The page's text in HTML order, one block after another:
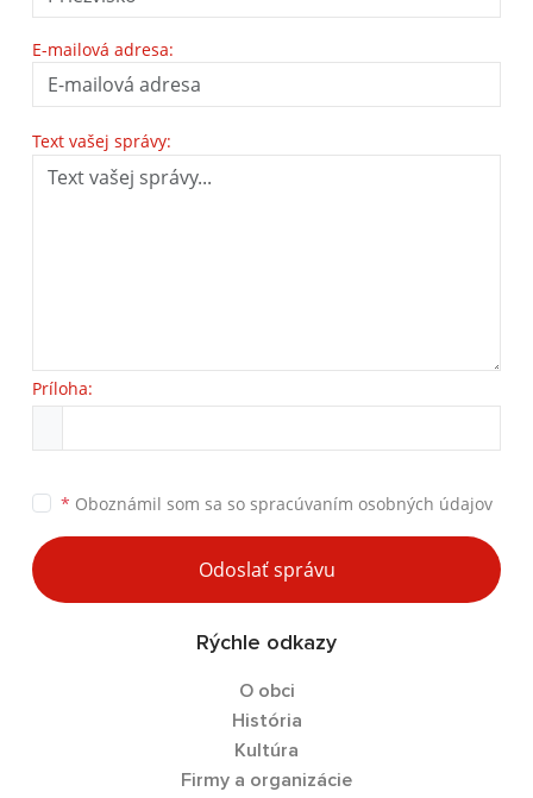
E-mailová adresa:
Text vašej správy:
Príloha:
* Oboznámil som sa so spracúvaním osobných údajov
Odoslať správu
Rýchle odkazy
O obci
História
Kultúra
Firmy a organizácie